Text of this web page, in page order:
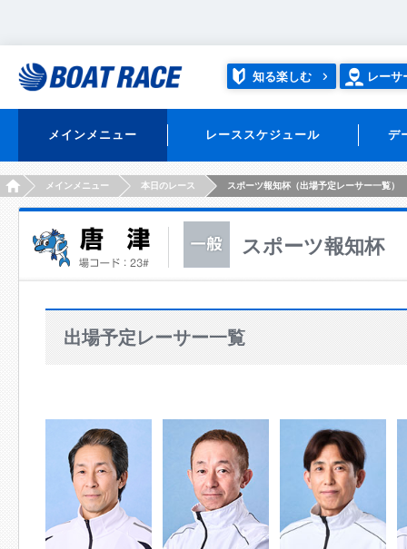
知る楽しむ レーサ
メインメニュー レーススケジュール デ
HOMEメインメニュー 本日のレース スポーツ報知杯（出場予定レーサー一覧）
スポーツ報知杯
出場予定レーサー一覧